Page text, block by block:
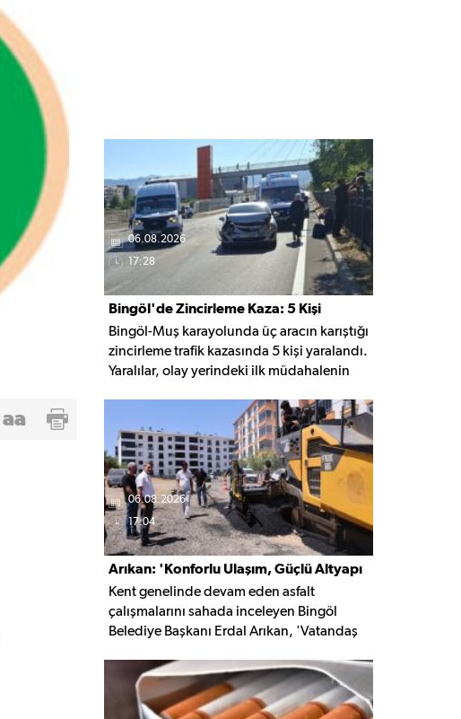
aa
06.08.2026
17:28
Bingöl'de Zincirleme Kaza: 5 Kişi
Yaralandı
Bingöl-Muş karayolunda üç aracın karıştığı
zincirleme trafik kazasında 5 kişi yaralandı.
Yaralılar, olay yerindeki ilk müdahalenin
06.08.2026
17:04
Arıkan: 'Konforlu Ulaşım, Güçlü Altyapı
İçin Çalışıyoruz'
Kent genelinde devam eden asfalt
çalışmalarını sahada inceleyen Bingöl
Belediye Başkanı Erdal Arıkan, 'Vatandaş
hayatına kattığı konforu hatırlar' diyerek,
ulaşım yatırımlarında kalıcı ve güvenli
çözümleri öncelediklerini söyledi. Arıkan,